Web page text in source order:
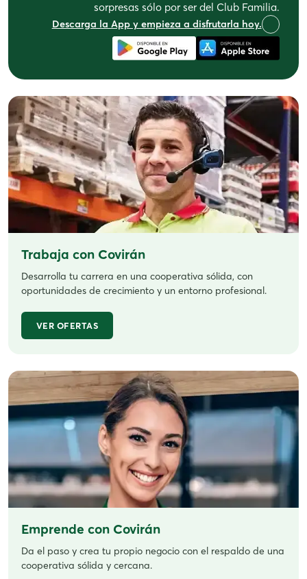
sorpresas sólo por ser del Club Familia.
Descarga la App y empieza a disfrutarla hoy.
Trabaja con Covirán
Desarrolla tu carrera en una cooperativa sólida, con
oportunidades de crecimiento y un entorno profesional.
VER OFERTAS
Emprende con Covirán
Da el paso y crea tu propio negocio con el respaldo de una
cooperativa sólida y cercana.